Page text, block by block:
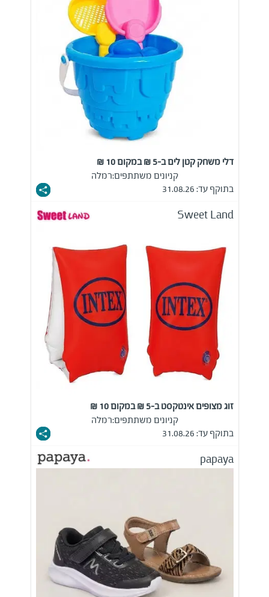
דלי משחק קטן לים ב-5 ₪ במקום 10 ₪
קניונים משתתפים:רמלה
בתוקף עד: 31.08.26
Sweet Land
זוג מצופים אינטקסט ב-5 ₪ במקום 10 ₪
קניונים משתתפים:רמלה
בתוקף עד: 31.08.26
papaya